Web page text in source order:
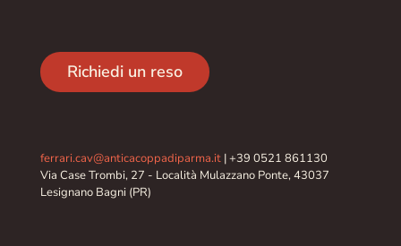
Richiedi un reso
ferrari.cav@anticacoppadiparma.it |+39 0521 861130
Via Case Trombi, 27 - Località Mulazzano Ponte, 43037
Lesignano Bagni (PR)